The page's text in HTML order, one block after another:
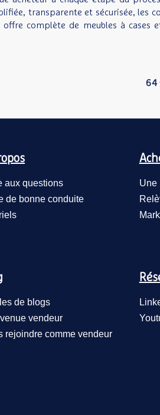
transparente et sécurisée, les
complète de meubles à cases
aux questions
de bonne conduite
Une
de blogs
vendeur
rejoindre comme vendeur